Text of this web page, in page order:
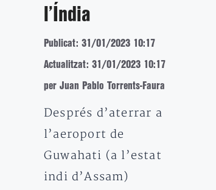
l’Índia
Publicat: 31/01/2023 10:17
Actualitzat: 31/01/2023 10:17
per Juan Pablo Torrents-Faura
Després d’aterrar a
l’aeroport de
Guwahati (a l’estat
indi d’Assam)